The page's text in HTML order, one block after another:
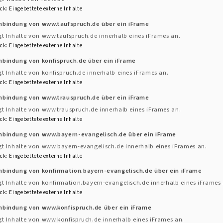
gut!" statt. Es geht um das Land Surinam, dass
die ganze Familie!
der Frauen - Deutsches Kommittee e.V.
: Eingebettete externe Inhalte
von www.taufspruch.de über ein iFrame
Inhalte von www.taufspruch.de innerhalb eines iFrames an.
: Eingebettete externe Inhalte
von konfispruch.de über ein iFrame
Inhalte von konfispruch.de innerhalb eines iFrames an.
: Eingebettete externe Inhalte
von www.trauspruch.de über ein iFrame
Inhalte von www.trauspruch.de innerhalb eines iFrames an.
: Eingebettete externe Inhalte
von www.bayern-evangelisch.de über ein iFrame
Inhalte von www.bayern-evangelisch.de innerhalb eines iFrames an.
: Eingebettete externe Inhalte
von konfirmation.bayern-evangelisch.de über ein iFrame
Inhalte von konfirmation.bayern-evangelisch.de innerhalb eines iFrames
: Eingebettete externe Inhalte
von www.konfispruch.de über ein iFrame
Inhalte von www.konfispruch.de innerhalb eines iFrames an.